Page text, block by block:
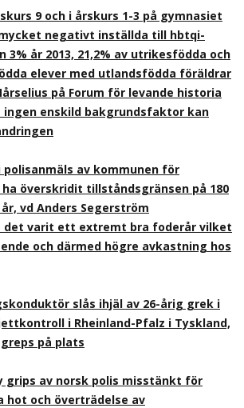
9 och i årskurs 1-3 på gymnasiet
negativt inställda till hbtqi-
3% år 2013, 21,2% av utrikesfödda och
elever med utlandsfödda föräldrar
på Forum för levande historia
enskild bakgrundsfaktor kan
polisanmäls av kommunen för
överskridit tillståndsgränsen på 180
vd Anders Segerström
varit ett extremt bra foderår vilket
och därmed högre avkastning hos
slås ihjäl av 26-årig grek i
i Rheinland-Pfalz i Tyskland,
på plats
grips av norsk polis misstänkt för
hot och överträdelse av